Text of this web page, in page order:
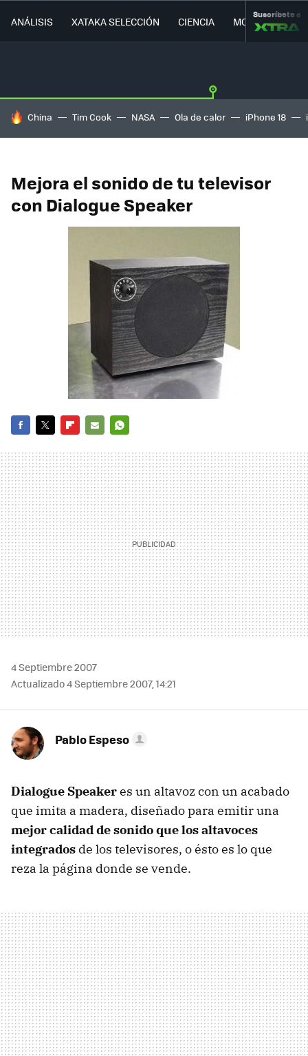
ANÁLISIS XATAKA SELECCIÓN CIENCIA MOVILIDAD
Suscríbete a
HOY SE HABLA DE
China Tim Cook NASA Ola de calor iPhone 18
Mejora el sonido de tu televisor
con Dialogue Speaker
MAIL
4 Septiembre 2007
Actualizado 4 Septiembre 2007, 14:21
Pablo Espeso
Dialogue Speakeres un altavoz con un acabado
que imita a madera, diseñado para emitir una
mejor calidad de sonido que los altavoces
integrados de los televisores, o ésto es lo que
reza la página donde se vende.